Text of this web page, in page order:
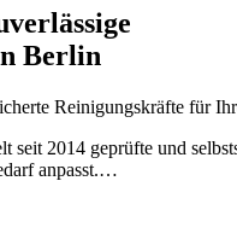
Berlin
Reinigungskräfte für
seit 2014 geprüfte und
anpasst.…